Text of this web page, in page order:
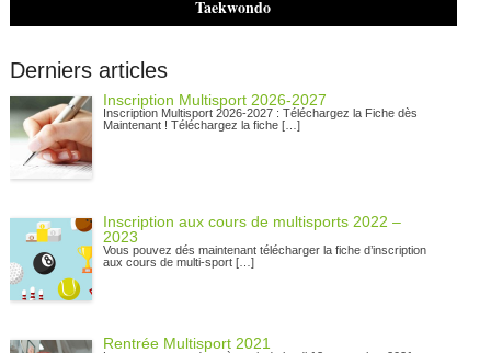
Taekwondo
Derniers articles
Inscription Multisport 2026-2027
Inscription Multisport 2026-2027 : Téléchargez la Fiche dès
Maintenant ! Téléchargez la fiche […]
Inscription aux cours de multisports 2022 –
2023
Vous pouvez dés maintenant télécharger la fiche d’inscription
aux cours de multi-sport […]
Rentrée Multisport 2021